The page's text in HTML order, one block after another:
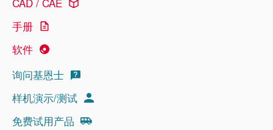
手册
软件
询问基恩士
样机演示/测试
免费试用产品